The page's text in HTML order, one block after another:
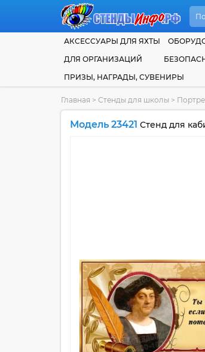
АКСЕССУАРЫ ДЛЯ ЯХТЫ
ДЛЯ ОРГАНИЗАЦИЙ
ПРИЗЫ, НАГРАДЫ, СУВЕНИРЫ
Главная > Стенды для школы >
Модель 23421 Стенд для